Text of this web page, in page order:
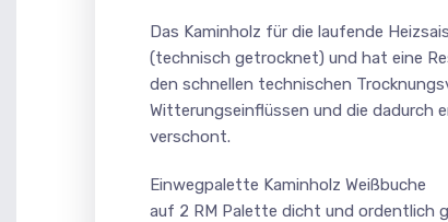
Das Kaminholz für die laufende
(technisch getrocknet) und hat eine
den schnellen technischen
Witterungseinflüssen und die dadurch
verschont.
Einwegpalette Kaminholz Weißbuche
auf 2 RM Palette dicht und ordentlich